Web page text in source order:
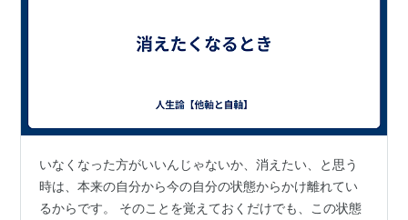
いなくなった方がいいんじゃないか、消えたい、と思う
時は、本来の自分から今の自分の状態からかけ離れてい
るからです。 そのことを覚えておくだけでも、この状態